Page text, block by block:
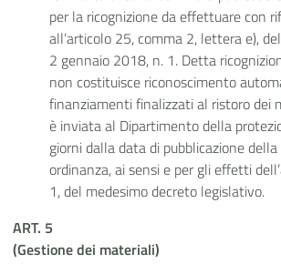
per la ricognizione da effettuare con
all’articolo 25, comma 2, lettera e),
2 gennaio 2018, n. 1. Detta
non costituisce riconoscimento
finanziamenti finalizzati al ristoro dei
è inviata al Dipartimento della
giorni dalla data di pubblicazione
ordinanza, ai sensi e per gli effetti
1, del medesimo decreto legislativo.
ART. 5
(Gestione dei materiali)